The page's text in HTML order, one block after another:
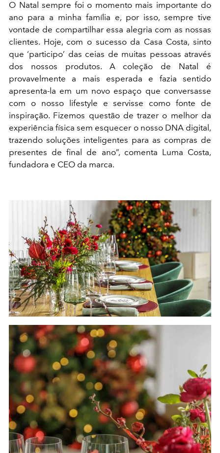
O Natal sempre foi o momento mais importante do
ano para a minha família e, por isso, sempre tive
vontade de compartilhar essa alegria com as nossas
clientes. Hoje, com o sucesso da Casa Costa, sinto
que ‘participo’ das ceias de muitas pessoas através
dos nossos produtos. A coleção de Natal é
provavelmente a mais esperada e fazia sentido
apresenta-la em um novo espaço que conversasse
com o nosso lifestyle e servisse como fonte de
inspiração. Fizemos questão de trazer o melhor da
experiência física sem esquecer o nosso DNA digital,
trazendo soluções inteligentes para as compras de
presentes de final de ano”, comenta Luma Costa,
fundadora e CEO da marca.